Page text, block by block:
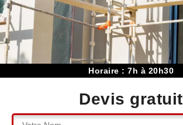
Horaire : 7h à 20h30
Devis gratuit